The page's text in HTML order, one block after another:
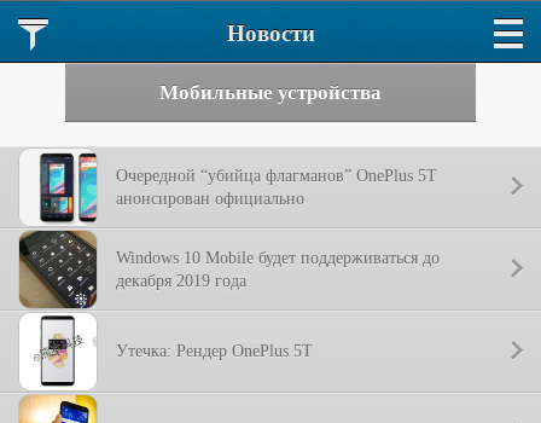
Новости
Мобильные устройства
Очередной “убийца флагманов” OnePlus 5T
анонсирован официально
Windows 10 Mobile будет поддерживаться до
декабря 2019 года
Утечка: Рендер OnePlus 5T